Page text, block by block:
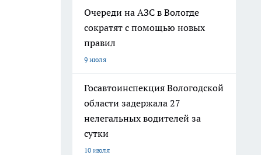
Очереди на АЗС в Вологде
сократят с помощью новых
правил
9 июля
Госавтоинспекция Вологодской
области задержала 27
нелегальных водителей за
сутки
10 июля